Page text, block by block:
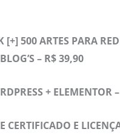
[+] 500 ARTES PARA
– R$ 39,90
+ ELEMENTOR
CERTIFICADO E